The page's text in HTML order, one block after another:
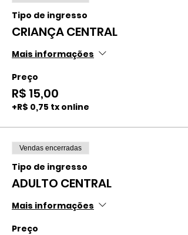
Tipo de ingresso
CRIANÇA CENTRAL
Mais informações
Preço
R$ 15,00
+R$ 0,75 tx online
Vendas encerradas
Tipo de ingresso
ADULTO CENTRAL
Mais informações
Preço